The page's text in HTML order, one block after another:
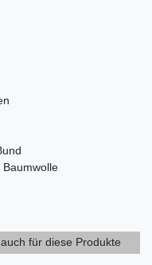
für diese Produkte